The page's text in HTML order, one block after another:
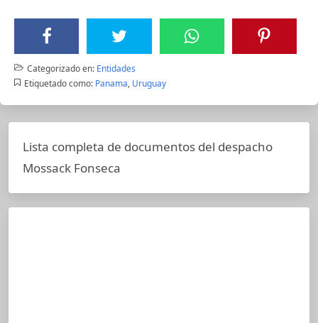
Categorizado en: Entidades
Etiquetado como: Panama, Uruguay
Lista completa de documentos del despacho
Mossack Fonseca